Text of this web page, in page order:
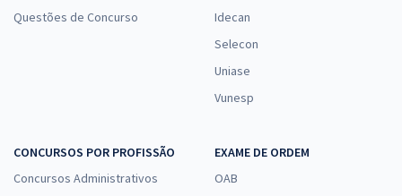
Questões de Concurso
Idecan
Selecon
Uniase
Vunesp
CONCURSOS POR PROFISSÃO
Concursos Administrativos
EXAME DE ORDEM
OAB